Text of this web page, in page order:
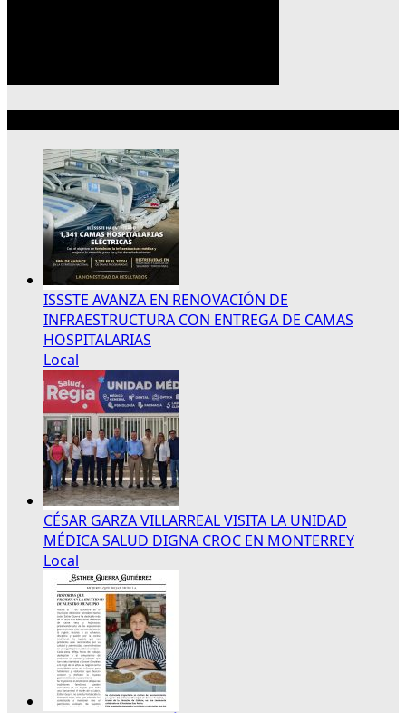
ISSSTE AVANZA EN RENOVACIÓN DE
INFRAESTRUCTURA CON ENTREGA DE CAMAS
HOSPITALARIAS
Local
CÉSAR GARZA VILLARREAL VISITA LA UNIDAD
MÉDICA SALUD DIGNA CROC EN MONTERREY
Local